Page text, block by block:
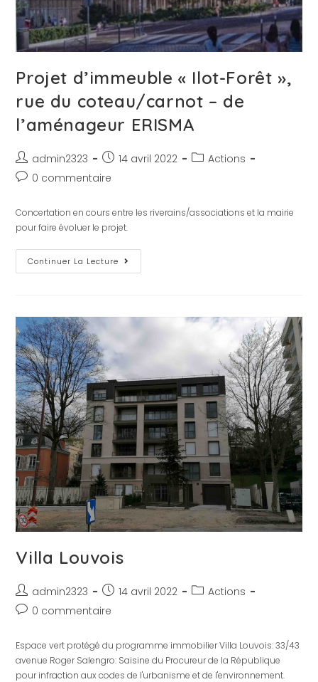
Projet d’immeuble « Ilot-Forêt »,
rue du coteau/carnot – de
l’aménageur ERISMA
admin2323 14 avril 2022
Actions
0 commentaire
Concertation en cours entre les riverains/associations et la mairie
pour faire évoluer le projet.
Continuer La Lecture
Villa Louvois
admin2323 14 avril 2022
Actions
0 commentaire
Espace vert protégé du programme immobilier Villa Louvois: 33/43
avenue Roger Salengro: Saisine du Procureur de la République
pour infraction aux codes de l'urbanisme et de l'environnement.